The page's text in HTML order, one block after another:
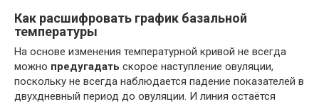
Как расшифровать график базальной
температуры
На основе изменения температурной кривой не всегда
можно предугадать скорое наступление овуляции,
поскольку не всегда наблюдается падение показателей в
двухдневный период до овуляции. И линия остаётся